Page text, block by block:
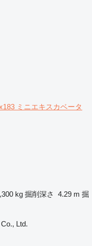
ミニエキスカベータ
kg 掘削深さ 4.29 m 掘
Ltd.